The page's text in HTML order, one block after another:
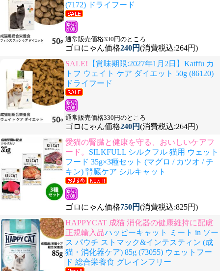
(7172) ドライフード
通常販売価格330円のところ
ゴロにゃん価格240円(消費税込:264円)
SALE! 【賞味期限:2027年1月2日】Katffu カ
トフ ウェイト ケア ダイエット 50g (86120)
ドライフード
通常販売価格330円のところ
ゴロにゃん価格240円(消費税込:264円)
愛猫の腎臓と健康を守る、おいしいケアフ
ード。 SILKFULL シルクフル 猫用 ウェット
フード 35g×3種セット (マグロ / カツオ / チ
キン) 腎臓ケア シルキャット
ゴロにゃん価格750円(消費税込:825円)
HAPPYCAT 成猫 消化器の健康維持に配慮
正規輸入品ハッピーキャット ミート in ソー
ス パウチ ストマック&インテスティン (成
猫・消化器ケア) 85g (73055) ウェットフー
ド 総合栄養食 グレインフリー